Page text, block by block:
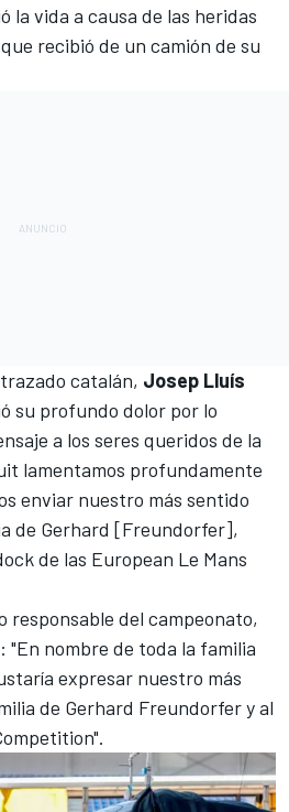
la vida a causa de las heridas
recibió de un camión de su
catalán, Josep Lluís
su profundo dolor por lo
a los seres queridos de la
lamentamos profundamente
enviar nuestro más sentido
de Gerhard [Freundorfer],
de las European Le Mans
responsable del campeonato,
"En nombre de toda la familia
expresar nuestro más
de Gerhard Freundorfer y al